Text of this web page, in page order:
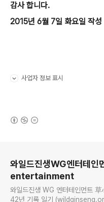
감사 합니다.
2015년 6월 7일 화요일 작성
사업자 정보 표시
와일드진생WG엔터테인
entertainment
와일드진생 WG 엔터테인먼트
42년 기록 일기 (wildginseng.or.kr -